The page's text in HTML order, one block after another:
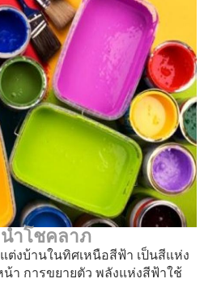
ำโชคลาภ
ต่งบ้านในทิศเหนือสีฟ้า เป็นสีแห่ง
า การขยายตัว พลังแห่งสีฟ้าใช้